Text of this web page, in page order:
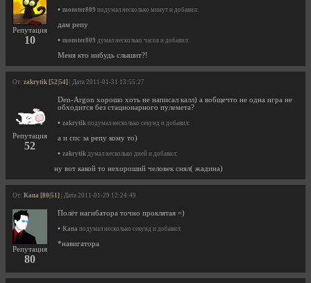
Репутация
10
• monster809 подумал несколько минут и добавил:
дам репу
• monster809 думал несколько часов и добавил:
Меня кто нибудь слышит?!
От: zakrytik [52|54] | Дата 2011-01-31 13:55:27
Репутация
52
Den-Argon хорошо хоть не написал калл) а вобщечто не одна игра не
обходится без стационарного пулемета?
• zakrytik подумал несколько секунд и добавил:
а и спс за репу кому то)
• zakrytik думал несколько дней и добавил:
ну вот какой то нехороший человек снял( жадина)
От: Kana [80|51] | Дата 2011-01-29 12:24:49
Репутация
80
Полёт нагибатора точно проклятая =)
• Kana подумал несколько секунд и добавил:
*навигатора